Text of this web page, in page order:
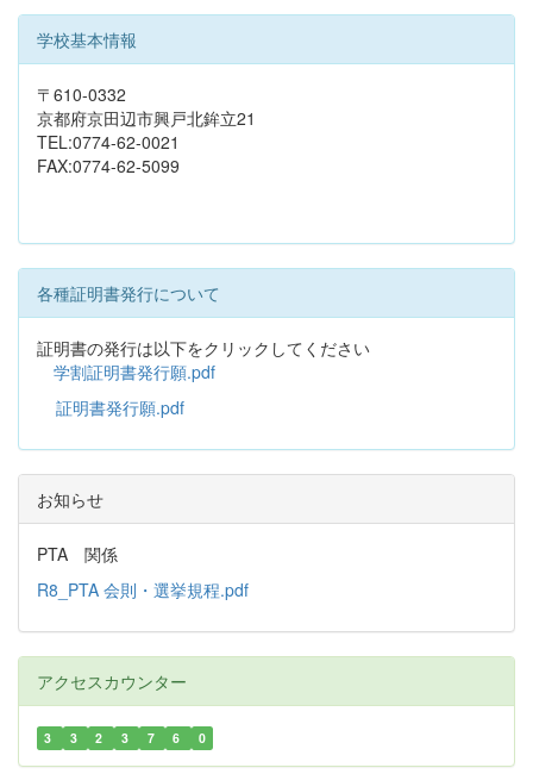
学校基本情報
〒610-0332
京都府京田辺市興戸北鉾立21
TEL:0774-62-0021
FAX:0774-62-5099
各種証明書発行について
証明書の発行は以下をクリックしてください
学割証明書発行願.pdf
証明書発行願.pdf
お知らせ
PTA 関係
R8_PTA 会則・選挙規程.pdf
アクセスカウンター
3 3 2 3 7 6 0